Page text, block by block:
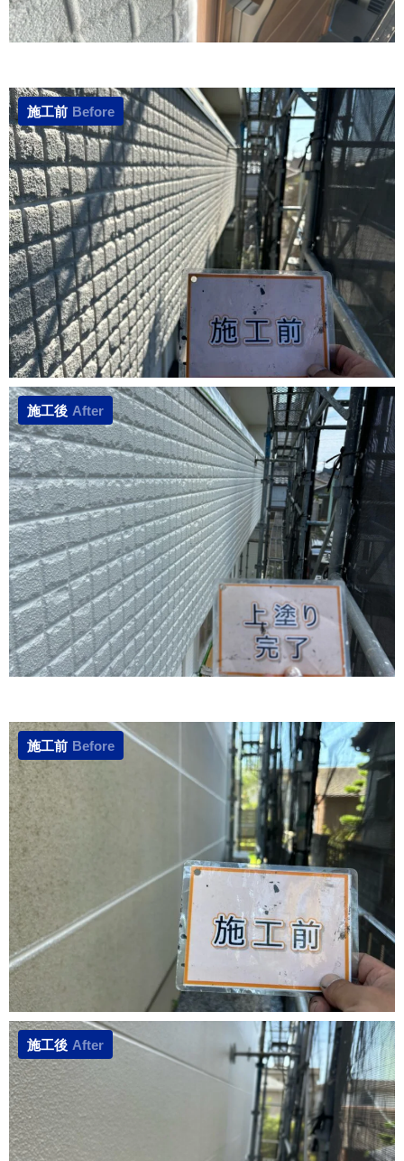
施工前 Before
施工後 After
施工前 Before
施工後 After